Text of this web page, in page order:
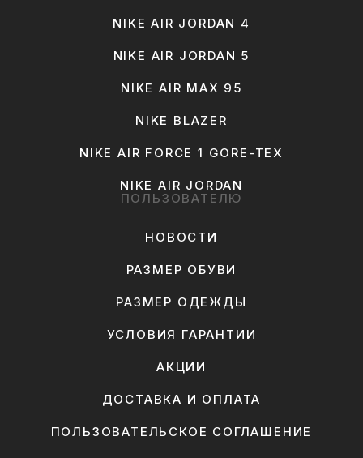
NIKE AIR JORDAN 4
NIKE AIR JORDAN 5
NIKE AIR MAX 95
NIKE BLAZER
NIKE AIR FORCE 1 GORE-TEX
NIKE AIR JORDAN
ПОЛЬЗОВАТЕЛЮ
НОВОСТИ
РАЗМЕР ОБУВИ
РАЗМЕР ОДЕЖДЫ
УСЛОВИЯ ГАРАНТИИ
АКЦИИ
ДОСТАВКА И ОПЛАТА
ПОЛЬЗОВАТЕЛЬСКОЕ СОГЛАШЕНИЕ